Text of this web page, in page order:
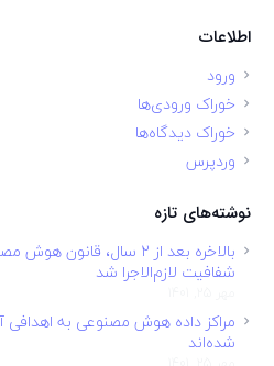
اطلاعات
ورود
خوراک ورودی‌ها
خوراک دیدگاه‌ها
وردپرس
نوشته‌های تازه
بالاخره بعد از ۲ سال،
شفافیت لازم‌الاجرا شد
مراکز داده هوش مصنوعی به اهدافی
شده‌اند